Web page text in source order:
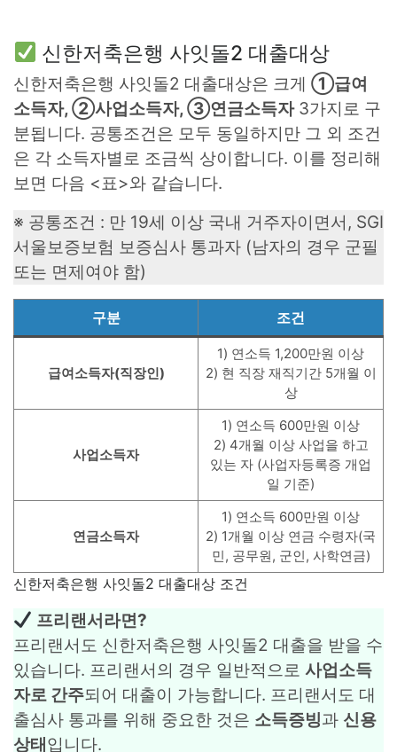
신한저축은행 사잇돌2 대출대상
신한저축은행 사잇돌2 대출대상은 크게 ①급여
소득자, ②사업소득자, ③연금소득자3가지로 구
분됩니다. 공통조건은 모두 동일하지만 그 외 조건
은 각 소득자별로 조금씩 상이합니다. 이를 정리해
보면 다음 <표>와 같습니다.
※ 공통조건 : 만 19세 이상 국내 거주자이면서, SGI
서울보증보험 보증심사 통과자 (남자의 경우 군필
또는 면제여야 함)
구분 조건
급여소득자(직장인)
1) 연소득 1,200만원 이상
2) 현 직장 재직기간 5개월 이
상
사업소득자
1) 연소득 600만원 이상
2) 4개월 이상 사업을 하고
있는 자 (사업자등록증 개업
일 기준)
연금소득자
1) 연소득 600만원 이상
2) 1개월 이상 연금 수령자(국
민, 공무원, 군인, 사학연금)
신한저축은행 사잇돌2 대출대상 조건
프리랜서라면?
프리랜서도 신한저축은행 사잇돌2 대출을 받을 수
있습니다. 프리랜서의 경우 일반적으로 사업소득
자로 간주되어 대출이 가능합니다. 프리랜서도 대
출심사 통과를 위해 중요한 것은 소득증빙과 신용
상태 입니다.